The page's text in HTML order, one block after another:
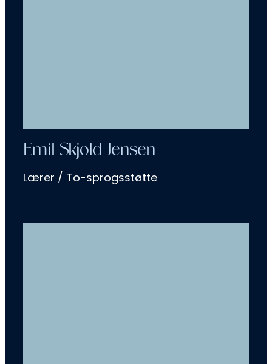
Emil Skjold Jensen
Lærer / To-sprogsstøtte